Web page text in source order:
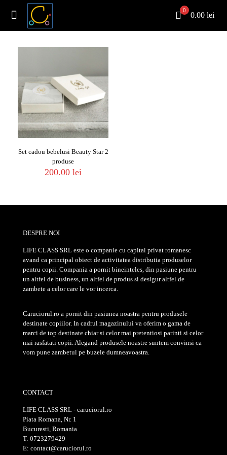
0
0.00 lei
Set cadou bebelusi Beauty Star 2
produse
200.00lei
DESPRE NOI
LIFE CLASS SRL este o companie cu capital privat romanesc
avand ca principal obiect de activitatea distributia produselor
pentru copii. Compania a pornit bineinteles, din pasiune pentru
un altfel de business, un altfel de produs si desigur altfel de
zambete a celor care le vor incerca.
Caruciorul.ro a pornit din pasiunea noastra pentru produsele
destinate copiilor. In cadrul magazinului va oferim o gama de
marci de top destinate chiar si celor mai pretentiosi parinti si celor
mai rasfatati copii. Alegand produsele noastre suntem convinsi ca
vom pune zambetul pe buzele dumneavoastra.
CONTACT
LIFE CLASS SRL - caruciorul.ro
Piata Romana, Nr. 1
Bucuresti, Romania
T: 0723279429
E: contact@caruciorul.ro